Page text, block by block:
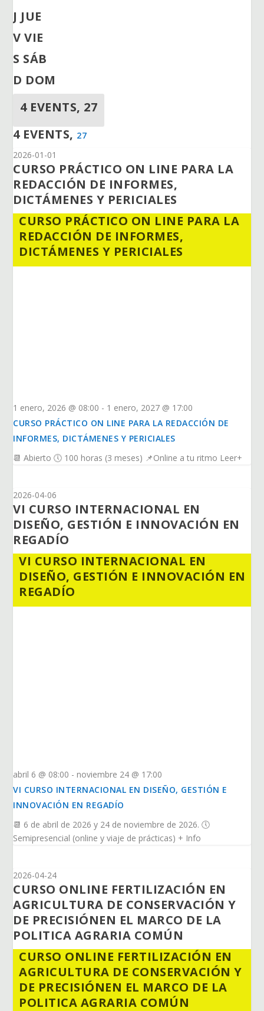
J JUE
VVIE
S SÁB
D DOM
4 EVENTS, 27
4 EVENTS, 27
2026-01-01
CURSO PRÁCTICO ON LINE PARA LA
REDACCIÓN DE INFORMES,
DICTÁMENES Y PERICIALES
CURSO PRÁCTICO ON LINE PARA LA
REDACCIÓN DE INFORMES,
DICTÁMENES Y PERICIALES
1 enero, 2026 @ 08:00 - 1 enero, 2027 @ 17:00
CURSO PRÁCTICO ON LINE PARA LA REDACCIÓN DE
INFORMES, DICTÁMENES Y PERICIALES
📆 Abierto 🕔 100 horas (3 meses) 📌Online a tu ritmo Leer+
2026-04-06
VI CURSO INTERNACIONAL EN
DISEÑO, GESTIÓN E INNOVACIÓN EN
REGADÍO
VI CURSO INTERNACIONAL EN
DISEÑO, GESTIÓN E INNOVACIÓN EN
REGADÍO
abril 6 @ 08:00 - noviembre 24 @ 17:00
VI CURSO INTERNACIONAL EN DISEÑO, GESTIÓN E
INNOVACIÓN EN REGADÍO
📆 6 de abril de 2026 y 24 de noviembre de 2026. 🕔
Semipresencial (online y viaje de prácticas) + Info
2026-04-24
CURSO ONLINE FERTILIZACIÓN EN
AGRICULTURA DE CONSERVACIÓN Y
DE PRECISIÓNEN EL MARCO DE LA
POLITICA AGRARIA COMÚN
CURSO ONLINE FERTILIZACIÓN EN
AGRICULTURA DE CONSERVACIÓN Y
DE PRECISIÓNEN EL MARCO DE LA
POLITICA AGRARIA COMÚN